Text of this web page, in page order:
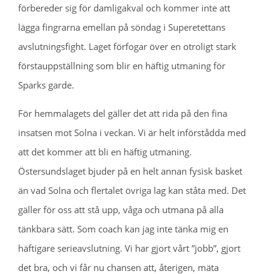
förbereder sig för damligakval och kommer inte att
lägga fingrarna emellan på söndag i Superetettans
avslutningsfight. Laget förfogar över en otroligt stark
förstauppställning som blir en häftig utmaning för
Sparks garde.
För hemmalagets del gäller det att rida på den fina
insatsen mot Solna i veckan. Vi är helt införstådda med
att det kommer att bli en häftig utmaning.
Östersundslaget bjuder på en helt annan fysisk basket
än vad Solna och flertalet övriga lag kan ståta med. Det
gäller för oss att stå upp, våga och utmana på alla
tänkbara sätt. Som coach kan jag inte tänka mig en
häftigare serieavslutning. Vi har gjort vårt ”jobb”, gjort
det bra, och vi får nu chansen att, återigen, mäta